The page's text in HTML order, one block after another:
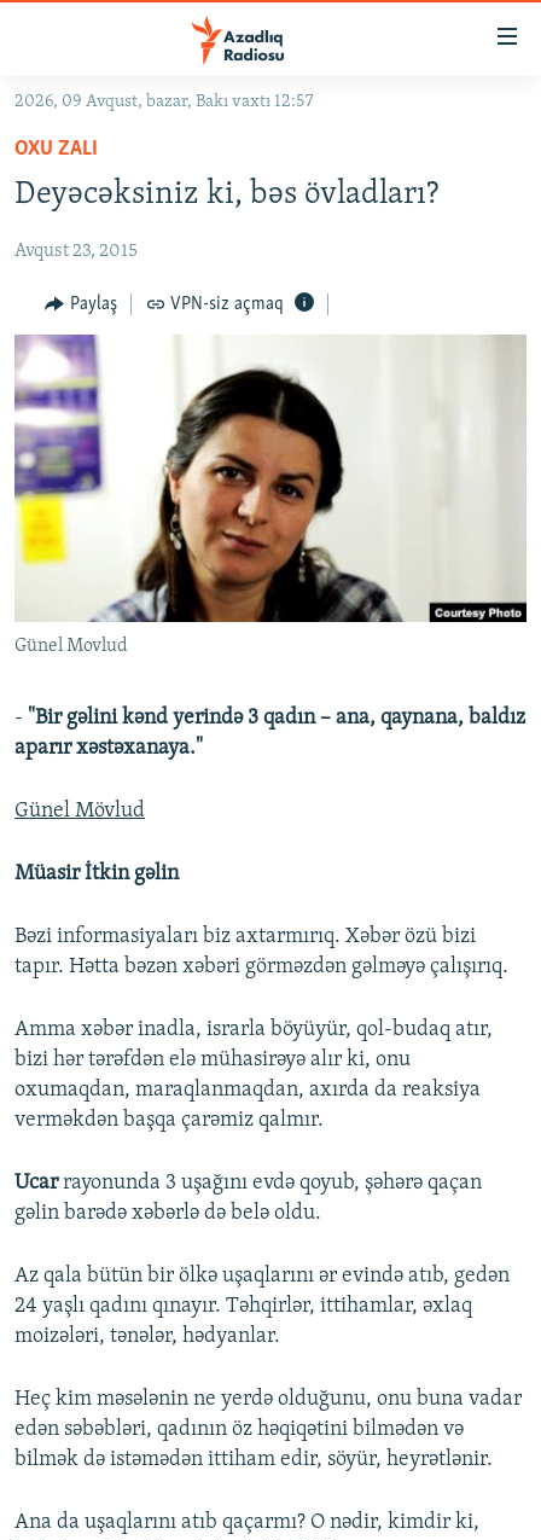
Əsas
qayıt
Əsas
naviqasiyaya
qayıt
KORRUPSIOMETR
#ƏSLINDƏ
FƏRQƏ BAX
QANUNI DOĞRU
ARAŞDIRMA
MULTIMEDIA
VIDEO
FOTOQALEREYA
İNFOQRAFIKA
KARIKATURA
RADIO ARXIV
OXU ZALI
AZƏRBAYCAN ƏDƏBIYYATI KITABXANASI
İSLAM VƏ DEMOKRATIYA
İZ - MƏDƏNIYYƏT PROQRAMI
HAQQIMIZDA
MISSIYAMIZ
PEŞƏ ETIKASI VƏ JURNALISTIKA STANDARTLARIMIZ
MATERIALLARIMIZDAN ISTIFADƏ
BIZIMLƏ ƏLAQƏ
2026, 09 Avqust, bazar, Bakı vaxtı 12:57
OXU ZALI
Deyəcəksiniz ki, bəs övladları?
Avqust 23, 2015
Paylaş VPN-siz açmaq
Günel Movlud
- "Bir gəlini kənd yerində 3 qadın – ana, qaynana, baldız
aparır xəstəxanaya."
Günel Mövlud
Müasir İtkin gəlin
Bəzi informasiyaları biz axtarmırıq. Xəbər özü bizi
tapır. Hətta bəzən xəbəri görməzdən gəlməyə çalışırıq.
Amma xəbər inadla, israrla böyüyür, qol-budaq atır,
bizi hər tərəfdən elə mühasirəyə alır ki, onu
oxumaqdan, maraqlanmaqdan, axırda da reaksiya
verməkdən başqa çarəmiz qalmır.
Ucarrayonunda 3 uşağını evdə qoyub, şəhərə qaçan
gəlin barədə xəbərlə də belə oldu.
Az qala bütün bir ölkə uşaqlarını ər evində atıb, gedən
24 yaşlı qadını qınayır. Təhqirlər, ittihamlar, əxlaq
moizələri, tənələr, hədyanlar.
Heç kim məsələnin ne yerdə olduğunu, onu buna vadar
edən səbəbləri, qadının öz həqiqətini bilmədən və
bilmək də istəmədən ittiham edir, söyür, heyrətlənir.
Ana da uşaqlarını atıb qaçarmı? O nədir, kimdir ki,